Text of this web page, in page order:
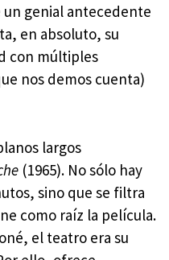
genial antecedente
en absoluto, su
con múltiples
nos demos cuenta)
largos
(1965). No sólo hay
sino que se filtra
como raíz la película.
el teatro era su